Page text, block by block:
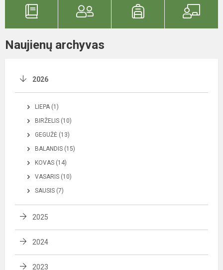
Naujienų archyvas
2026
LIEPA (1)
BIRŽELIS (10)
GEGUŽĖ (13)
BALANDIS (15)
KOVAS (14)
VASARIS (10)
SAUSIS (7)
2025
2024
2023